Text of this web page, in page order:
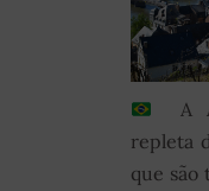
A
repleta
que são